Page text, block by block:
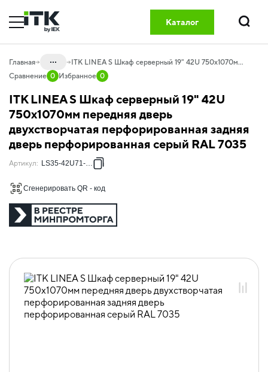
Каталог
Поиск
Главная ...
20.01 Шкафы телекоммуникационные
20.01.02 Шкафы серверные
20.01.02.01 Шкафы LINEA S
ITK LINEA S Шкаф серверный 19" 42U 750х1070мм передняя дверь двухстворчатая перфорированная задняя дверь перфорированная серый RAL 7035
Сравнение 0 Избранное 0
ITK LINEA S Шкаф серверный 19" 42U
750х1070мм передняя дверь
двухстворчатая перфорированная задняя
дверь перфорированная серый RAL 7035
Артикул: LS35-42U71-2PP
Сгенерировать QR - код